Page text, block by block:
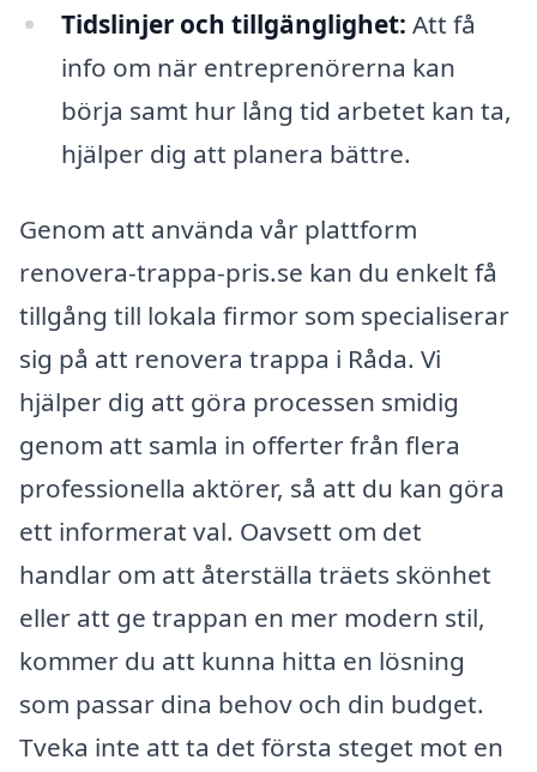
Tidslinjer och tillgänglighet: Att få
info om när entreprenörerna kan
börja samt hur lång tid arbetet kan ta,
hjälper dig att planera bättre.
Genom att använda vår plattform
renovera-trappa-pris.se kan du enkelt få
tillgång till lokala firmor som specialiserar
sig på att renovera trappa i Råda. Vi
hjälper dig att göra processen smidig
genom att samla in offerter från flera
professionella aktörer, så att du kan göra
ett informerat val. Oavsett om det
handlar om att återställa träets skönhet
eller att ge trappan en mer modern stil,
kommer du att kunna hitta en lösning
som passar dina behov och din budget.
Tveka inte att ta det första steget mot en